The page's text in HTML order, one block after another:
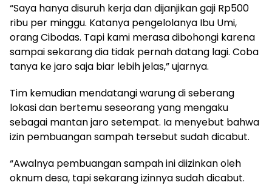
“Saya hanya disuruh kerja dan dijanjikan gaji Rp500
ribu per minggu. Katanya pengelolanya Ibu Umi,
orang Cibodas. Tapi kami merasa dibohongi karena
sampai sekarang dia tidak pernah datang lagi. Coba
tanya ke jaro saja biar lebih jelas,” ujarnya.
Tim kemudian mendatangi warung di seberang
lokasi dan bertemu seseorang yang mengaku
sebagai mantan jaro setempat. Ia menyebut bahwa
izin pembuangan sampah tersebut sudah dicabut.
“Awalnya pembuangan sampah ini diizinkan oleh
oknum desa, tapi sekarang izinnya sudah dicabut.